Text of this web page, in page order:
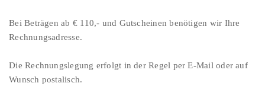
Bei Beträgen ab € 110,- und Gutscheinen benötigen wir Ihre
Rechnungsadresse.
Die Rechnungslegung erfolgt in der Regel per E-Mail oder auf
Wunsch postalisch.